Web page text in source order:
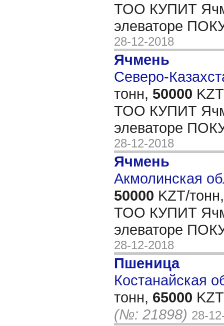
ТОО КУПИТ
элеваторе
28-12-2018
Ячмень
Северо-
тонн, 50000
ТОО КУПИТ
элеваторе
28-12-2018
Ячмень
Акмолинская
50000 KZT/тонн,
ТОО КУПИТ
элеваторе
28-12-2018
Пшеница
Костанайская
тонн, 65000
(№: 21898) 28-